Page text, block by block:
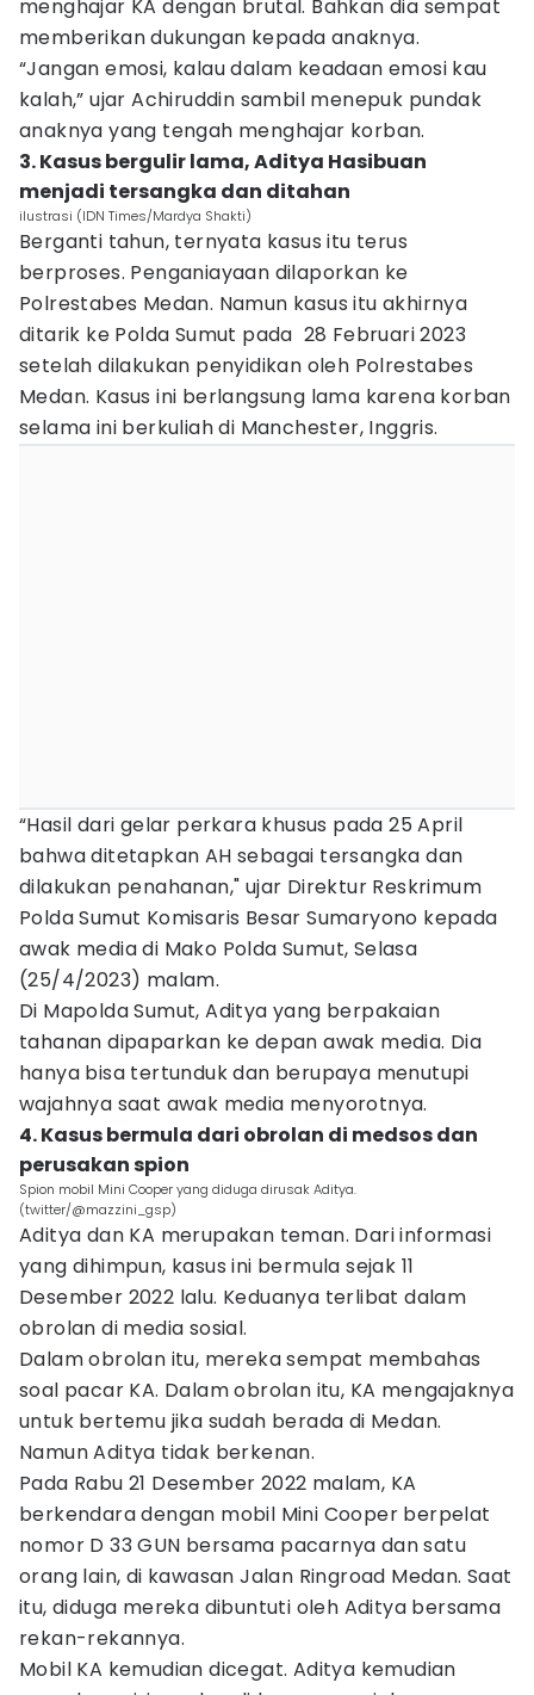
menghajar KA dengan brutal. Bahkan dia sempat
memberikan dukungan kepada anaknya.
“Jangan emosi, kalau dalam keadaan emosi kau
kalah,” ujar Achiruddin sambil menepuk pundak
anaknya yang tengah menghajar korban.
3. Kasus bergulir lama, Aditya Hasibuan
menjadi tersangka dan ditahan
ilustrasi (IDN Times/Mardya Shakti)
Berganti tahun, ternyata kasus itu terus
berproses. Penganiayaan dilaporkan ke
Polrestabes Medan. Namun kasus itu akhirnya
ditarik ke Polda Sumut pada 28 Februari 2023
setelah dilakukan penyidikan oleh Polrestabes
Medan. Kasus ini berlangsung lama karena korban
selama ini berkuliah di Manchester, Inggris.
“Hasil dari gelar perkara khusus pada 25 April
bahwa ditetapkan AH sebagai tersangka dan
dilakukan penahanan," ujar Direktur Reskrimum
Polda Sumut Komisaris Besar Sumaryono kepada
awak media di Mako Polda Sumut, Selasa
(25/4/2023) malam.
Di Mapolda Sumut, Aditya yang berpakaian
tahanan dipaparkan ke depan awak media. Dia
hanya bisa tertunduk dan berupaya menutupi
wajahnya saat awak media menyorotnya.
4. Kasus bermula dari obrolan di medsos dan
perusakan spion
Spion mobil Mini Cooper yang diduga dirusak Aditya.
(twitter/@mazzini_gsp)
Aditya dan KA merupakan teman. Dari informasi
yang dihimpun, kasus ini bermula sejak 11
Desember 2022 lalu. Keduanya terlibat dalam
obrolan di media sosial.
Dalam obrolan itu, mereka sempat membahas
soal pacar KA. Dalam obrolan itu, KA mengajaknya
untuk bertemu jika sudah berada di Medan.
Namun Aditya tidak berkenan.
Pada Rabu 21 Desember 2022 malam, KA
berkendara dengan mobil Mini Cooper berpelat
nomor D 33 GUN bersama pacarnya dan satu
orang lain, di kawasan Jalan Ringroad Medan. Saat
itu, diduga mereka dibuntuti oleh Aditya bersama
rekan-rekannya.
Mobil KA kemudian dicegat. Aditya kemudian